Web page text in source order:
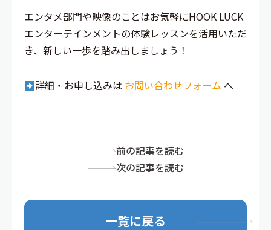
エンタメ部門や映像のことはお気軽にHOOK LUCK
エンターテインメントの体験レッスンを活用いただ
き、新しい一歩を踏み出しましょう！
詳細・お申し込みは お問い合わせフォーム へ
前の記事を読む
次の記事を読む
一覧に戻る